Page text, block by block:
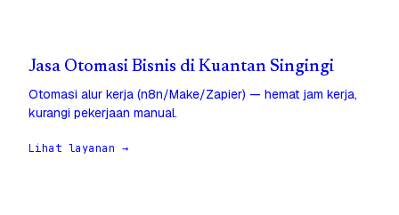
Jasa Otomasi Bisnis di Kuantan Singingi
Otomasi alur kerja (n8n/Make/Zapier) — hemat jam kerja,
kurangi pekerjaan manual.
Lihat layanan →